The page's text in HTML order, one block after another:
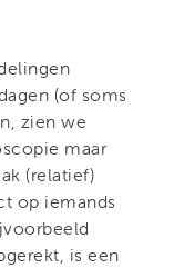
(of soms
zien we
maar
(relatief)
op iemands
is een